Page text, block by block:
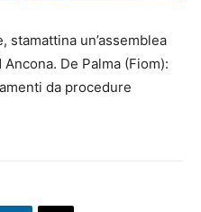
un’assemblea
De Palma (Fiom):
da procedure